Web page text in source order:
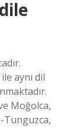
aynı dil
Moğolca,
Tunguzca,